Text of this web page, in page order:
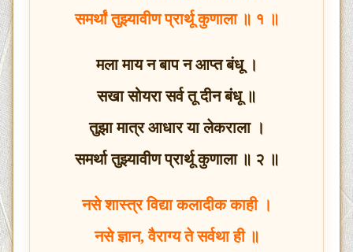
समर्थां तुझ्यावीण प्रार्थू कुणाला ॥ १ ॥
मला माय न बाप न आप्त बंधू ।
सखा सोयरा सर्व तू दीन बंधू ॥
तुझा मात्र आधार या लेकराला ।
समर्था तुझ्यावीण प्रार्थू कुणाला ॥ २ ॥
नसे शास्त्र विद्या कलादीक काही ।
नसे ज्ञान, वैराग्य ते सर्वथा ही ॥